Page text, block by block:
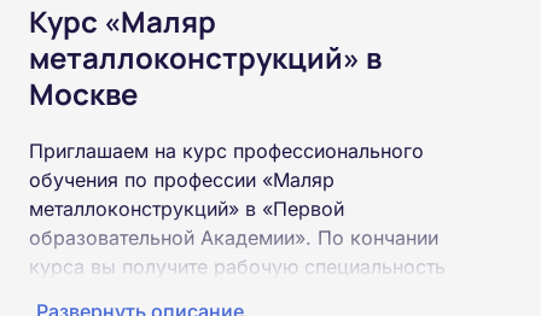
Курс «Маляр
металлоконструкций» в
Москве
Приглашаем на курс профессионального
обучения по профессии «Маляр
металлоконструкций» в «Первой
образовательной Академии». По кончании
курса вы получите рабочую специальность
Развернуть описание